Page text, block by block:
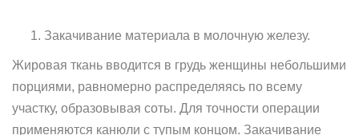
Закачивание материала в молочную железу.
Жировая ткань вводится в грудь женщины небольшими
порциями, равномерно распределяясь по всему
участку, образовывая соты. Для точности операции
применяются канюли с тупым концом. Закачивание